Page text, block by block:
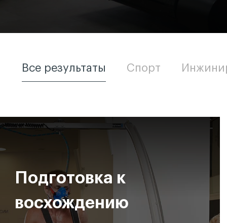
Все результаты Спорт
Подготовка к
восхождению